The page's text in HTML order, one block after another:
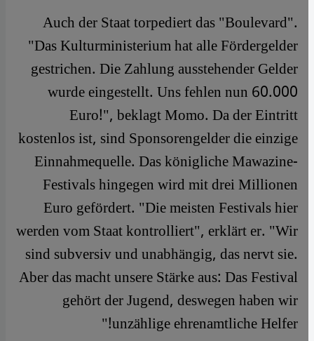
​​Auch der Staat torpediert das "Boulevard".
"Das Kulturministerium hat alle Fördergelder
gestrichen. Die Zahlung ausstehender Gelder
wurde eingestellt. Uns fehlen nun 60.000
Euro!", beklagt Momo. Da der Eintritt
kostenlos ist, sind Sponsorengelder die einzige
Einnahmequelle. Das königliche Mawazine-
Festivals hingegen wird mit drei Millionen
Euro gefördert. "Die meisten Festivals hier
werden vom Staat kontrolliert", erklärt er. "Wir
sind subversiv und unabhängig, das nervt sie.
Aber das macht unsere Stärke aus: Das Festival
gehört der Jugend, deswegen haben wir
unzählige ehrenamtliche Helfer!"